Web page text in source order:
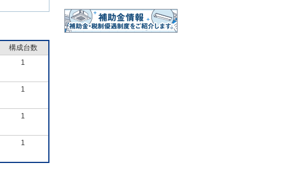
構成台数
1
1
1
1